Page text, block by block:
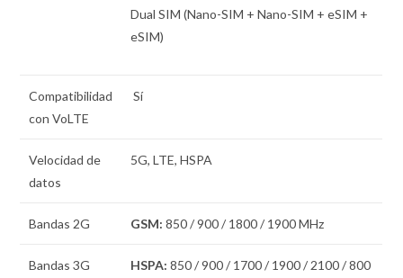
Dual SIM (Nano-SIM + Nano-SIM + eSIM +
eSIM)
Compatibilidad
con VoLTE
Sí
Velocidad de
datos
5G, LTE, HSPA
Bandas 2G GSM: 850 / 900 / 1800 / 1900 MHz
Bandas 3G HSPA: 850 / 900 / 1700 / 1900 / 2100 / 800